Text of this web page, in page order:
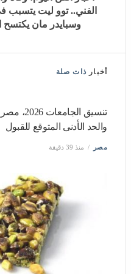
كما شاهد مراسل لوكالة
كيلومترات عدة سيرًا على
أخبار الفن اليوم: وفاة
توو ليت يتسبب فى أزمة
ذات صلة
تنسيق
الأدنى المتوقع للقبول